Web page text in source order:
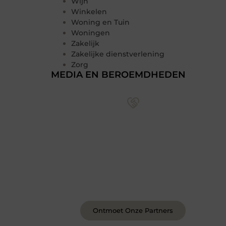
Winkelen
Woning en Tuin
Woningen
Zakelijk
Zakelijke dienstverlening
Zorg
MEDIA EN BEROEMDHEDEN
Ontmoet Onze Partners